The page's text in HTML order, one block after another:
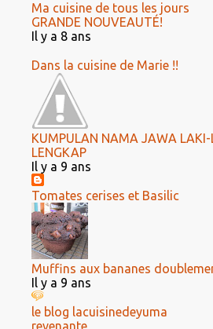
Ma cuisine de tous les jours
GRANDE NOUVEAUTÉ!
Il y a 8 ans
Dans la cuisine de Marie !!
KUMPULAN NAMA JAWA LAKI-
LENGKAP
Il y a 9 ans
Tomates cerises et Basilic
Muffins aux bananes
Il y a 9 ans
le blog lacuisinedeyuma
revenante